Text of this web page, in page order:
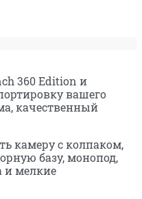
360 Edition и
вашего
качественный
камеру с колпаком,
базу, монопод,
и мелкие